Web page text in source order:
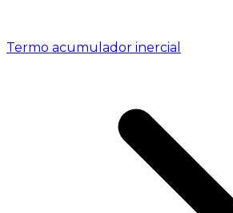
Termo acumulador inercial